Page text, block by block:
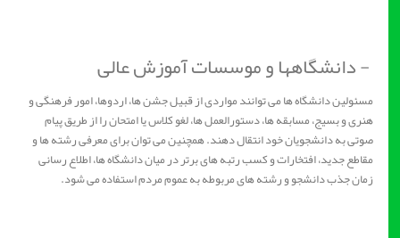
- دانشگاهها و موسسات آموزش عالی
مسئولین دانشگاه ها می توانند مواردی از قبیل جشن ها، اردوها، امور فرهنگی و
هنری و بسیج، مسابقه ها، دستورالعمل ها، لغو کلاس یا امتحان را از طریق پیام
صوتی به دانشجویان خود انتقال دهند. همچنین می توان برای معرفی رشته ها و
مقاطع جدید، افتخارات و کسب رتبه های برتر در میان دانشگاه ها، اطلاع رسانی
زمان جذب دانشجو و رشته های مربوطه به عموم مردم استفاده می شود.